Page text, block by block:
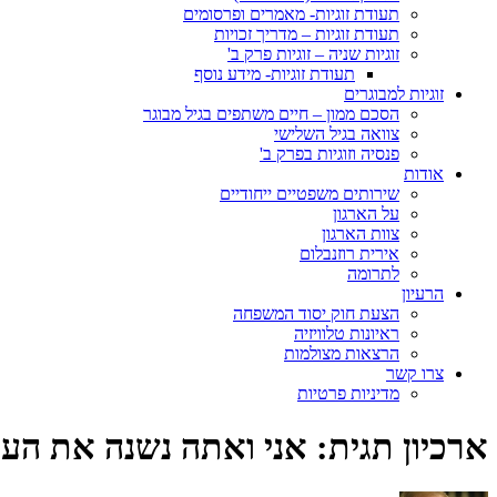
תעודת זוגיות- מאמרים ופרסומים
תעודת זוגיות – מדריך זכויות
זוגיות שניה – זוגיות פרק ב'
תעודת זוגיות- מידע נוסף
זוגיות למבוגרים
הסכם ממון – חיים משתפים בגיל מבוגר
צוואה בגיל השלישי
פנסיה וזוגיות בפרק ב'
אודות
שירותים משפטיים ייחודיים
על הארגון
צוות הארגון
אירית רוזנבלום
לתרומה
הרעיון
הצעת חוק יסוד המשפחה
ראיונות טלוויזיה
הרצאות מצולמות
צרו קשר
מדיניות פרטיות
ארכיון תגית: אני ואתה נשנה את